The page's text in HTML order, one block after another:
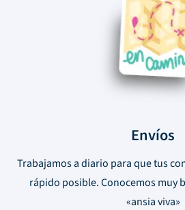
Envíos
Trabajamos a diario para que tus
rápido posible. Conocemos muy
«ansia viva»